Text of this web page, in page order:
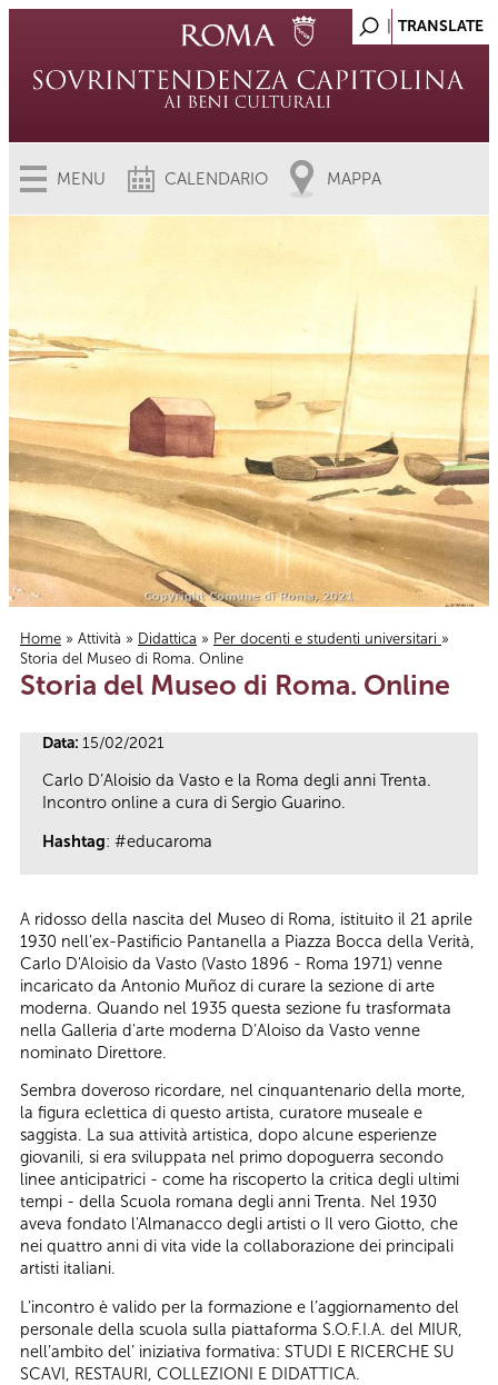
MENU CALENDARIO MAPPA
Tu sei qui
Home » Attività » Didattica » Per docenti e studenti universitari »
Storia del Museo di Roma. Online
Storia del Museo di Roma. Online
Data: 15/02/2021
Carlo D’Aloisio da Vasto e la Roma degli anni Trenta.
Incontro online a cura di Sergio Guarino.
Hashtag: #educaroma
A ridosso della nascita del Museo di Roma, istituito il 21 aprile
1930 nell'ex-Pastificio Pantanella a Piazza Bocca della Verità,
Carlo D'Aloisio da Vasto (Vasto 1896 - Roma 1971) venne
incaricato da Antonio Muñoz di curare la sezione di arte
moderna. Quando nel 1935 questa sezione fu trasformata
nella Galleria d'arte moderna D’Aloiso da Vasto venne
nominato Direttore.
Sembra doveroso ricordare, nel cinquantenario della morte,
la figura eclettica di questo artista, curatore museale e
saggista. La sua attività artistica, dopo alcune esperienze
giovanili, si era sviluppata nel primo dopoguerra secondo
linee anticipatrici - come ha riscoperto la critica degli ultimi
tempi - della Scuola romana degli anni Trenta. Nel 1930
aveva fondato l'Almanacco degli artisti o Il vero Giotto, che
nei quattro anni di vita vide la collaborazione dei principali
artisti italiani.
L’incontro è valido per la formazione e l’aggiornamento del
personale della scuola sulla piattaforma S.O.F.I.A. del MIUR,
nell’ambito del’ iniziativa formativa: STUDI E RICERCHE SU
SCAVI, RESTAURI, COLLEZIONI E DIDATTICA.